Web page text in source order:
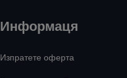
Информаця
Изпратете оферта